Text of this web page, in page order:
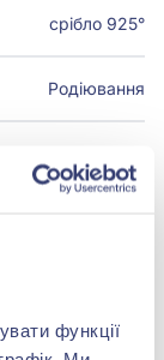
функції
срібло 925°
Родіювання